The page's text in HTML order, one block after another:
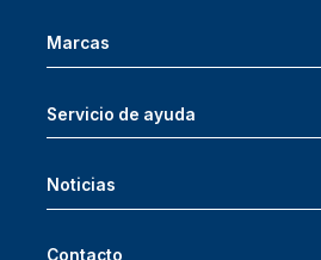
Marcas
Servicio de ayuda
Noticias
Contacto